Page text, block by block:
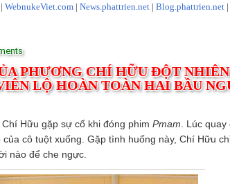
|WebnukeViet.com |News.phattrien.net |Blog.phattrien.net
PHƯƠNG CHÍ HỮU ĐỘT
LỘ HOÀN TOÀN HAI BẦU
Hữu gặp sự cố khi đóng phimPmam . Lúc
cô tuột xuống. Gặp tình huống này, Chí Hữu
nào để che ngực.